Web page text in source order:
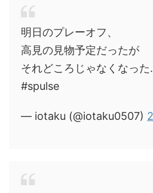
明日のプレーオフ、
高見の見物予定だったが
それどころじゃなくなっ
#spulse
— iotaku (@iotaku0507)